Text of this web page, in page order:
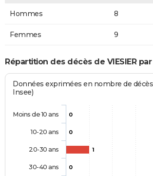
Hommes 8
Femmes 9
Répartition des décès de VIESIER
Données exprimées en nombre de décès
Insee)
0
0
1
0
Moins de 10 ans
10-20 ans
20-30 ans
30-40 ans